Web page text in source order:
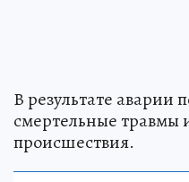
В результате аварии
смертельные травмы
происшествия.